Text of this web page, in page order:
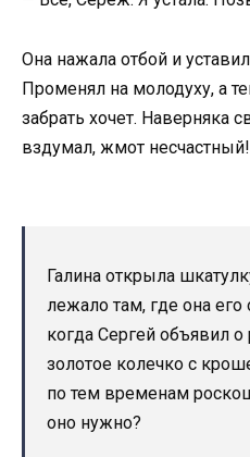
Она нажала отбой и
Променял на молодуху, а
забрать хочет. Наверняка
вздумал, жмот несчастный!
Галина открыла
лежало там, где она его
когда Сергей объявил о
золотое колечко с
по тем временам
оно нужно?